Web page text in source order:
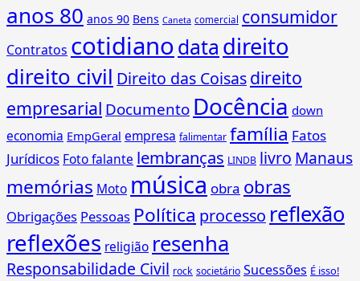
anos 80 anos 90 Bens Caneta comercial consumidor
Contratos cotidianodata direito
direito civil Direito das Coisasdireito
empresarial Documento Docência down
economia EmpGeral empresa falimentar família Fatos
Jurídicos Foto falante lembranças LINDB livro Manaus
memórias Moto música obra obras
Obrigações Pessoas Política processo reflexão
reflexões religião resenha
Responsabilidade Civil rock societário Sucessões É isso!